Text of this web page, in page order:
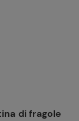
di fragole